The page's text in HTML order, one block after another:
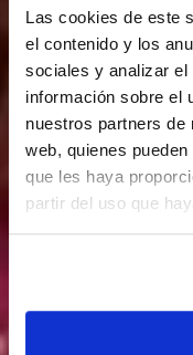
Las cookies de este
el contenido y los
sociales y analizar
información sobre el
nuestros partners de
web, quienes
que les haya
partir del uso que